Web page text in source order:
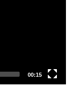
Total
duration
00:15